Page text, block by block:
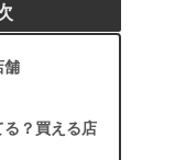
舗
る？買える店